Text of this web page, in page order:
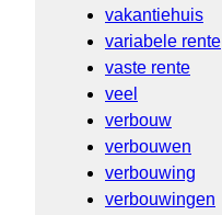
vakantiehuis
variabele rente
vaste rente
veel
verbouw
verbouwen
verbouwing
verbouwingen